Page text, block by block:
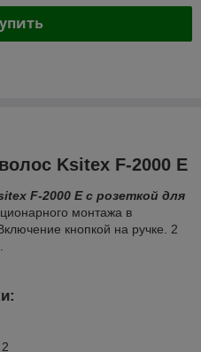
Ksitex F-2000 Е
F-2000 E с розеткой для
монтажа в
кнопкой на ручке. 2